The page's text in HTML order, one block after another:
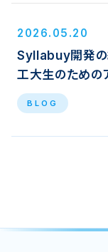
2026.05.20
Syllabuy開発
工大生のための
BLOG